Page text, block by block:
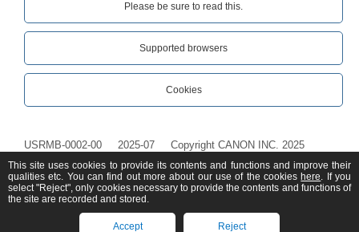
Please be sure to read this.‎
Supported browsers
Cookies
USRMB-0002-00 2025-07 Copyright CANON INC. 2025
This site uses cookies to provide its contents and functions and improve their
qualities etc. You can find out more about our use of the cookies here. If you
select "Reject", only cookies necessary to provide the contents and functions of
the site are recorded and stored.
Accept Reject